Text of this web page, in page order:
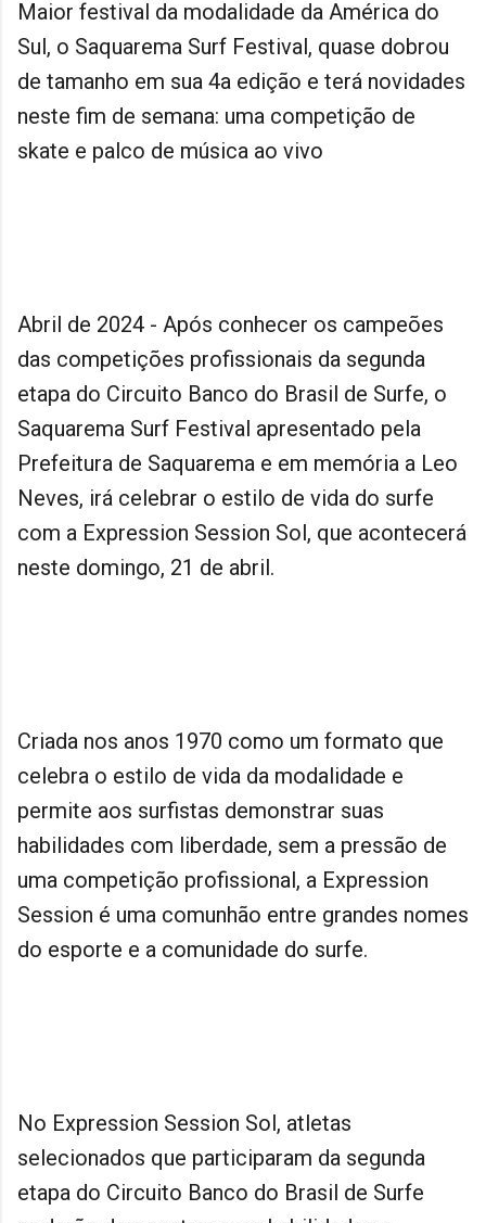
Maior festival da modalidade da América do
Sul, o Saquarema Surf Festival, quase dobrou
de tamanho em sua 4a edição e terá novidades
neste fim de semana: uma competição de
skate e palco de música ao vivo
Abril de 2024 - Após conhecer os campeões
das competições profissionais da segunda
etapa do Circuito Banco do Brasil de Surfe, o
Saquarema Surf Festival apresentado pela
Prefeitura de Saquarema e em memória a Leo
Neves, irá celebrar o estilo de vida do surfe
com a Expression Session Sol, que acontecerá
neste domingo, 21 de abril.
Criada nos anos 1970 como um formato que
celebra o estilo de vida da modalidade e
permite aos surfistas demonstrar suas
habilidades com liberdade, sem a pressão de
uma competição profissional, a Expression
Session é uma comunhão entre grandes nomes
do esporte e a comunidade do surfe.
No Expression Session Sol, atletas
selecionados que participaram da segunda
etapa do Circuito Banco do Brasil de Surfe